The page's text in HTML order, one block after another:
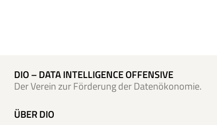
DIO – DATA INTELLIGENCE OFFENSIVE
Der Verein zur Förderung der Datenökonomie.
ÜBER DIO